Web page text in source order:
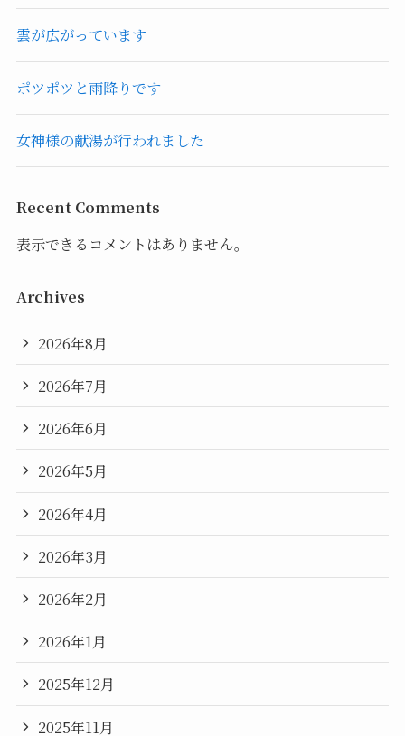
雲が広がっています
ポツポツと雨降りです
女神様の献湯が行われました
Recent Comments
表示できるコメントはありません。
Archives
2026年8月
2026年7月
2026年6月
2026年5月
2026年4月
2026年3月
2026年2月
2026年1月
2025年12月
2025年11月